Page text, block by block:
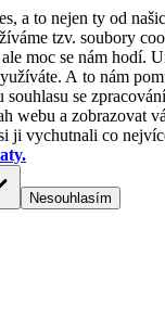
a to nejen ty od
tzv. soubory
moc se nám hodí.
A to nám
se
webu a zobrazovat
ji vychutnali co
Nesouhlasím